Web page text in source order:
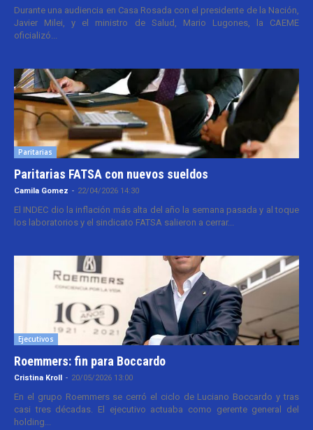
Durante una audiencia en Casa Rosada con el presidente de la Nación,
Javier Milei, y el ministro de Salud, Mario Lugones, la CAEME
oficializó...
Paritarias
Paritarias FATSA con nuevos sueldos
Camila Gomez - 22/04/2026 14:30
El INDEC dio la inflación más alta del año la semana pasada y al toque
los laboratorios y el sindicato FATSA salieron a cerrar...
Ejecutivos
Roemmers: fin para Boccardo
Cristina Kroll - 20/05/2026 13:00
En el grupo Roemmers se cerró el ciclo de Luciano Boccardo y tras
casi tres décadas. El ejecutivo actuaba como gerente general del
holding...